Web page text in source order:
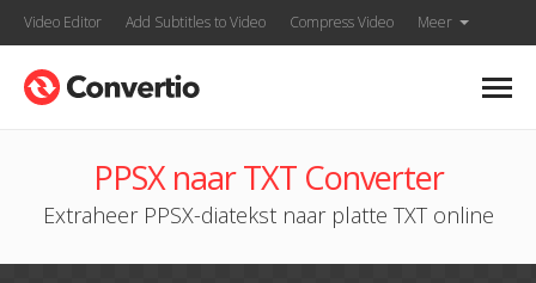
Video Editor Add Subtitles to Video Compress Video Meer
PPSX naar TXT Converter
Extraheer PPSX-diatekst naar platte TXT online